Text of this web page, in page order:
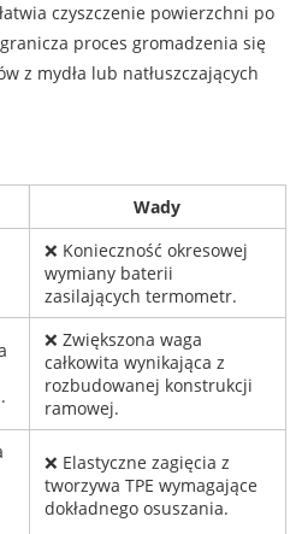
czyszczenie powierzchni po
proces gromadzenia się
z mydła lub natłuszczających
Wady
❌ Konieczność okresowej
wymiany baterii
zasilających termometr.
❌ Zwiększona waga
całkowita wynikająca z
rozbudowanej konstrukcji
ramowej.
❌ Elastyczne zagięcia z
tworzywa TPE wymagające
dokładnego osuszania.